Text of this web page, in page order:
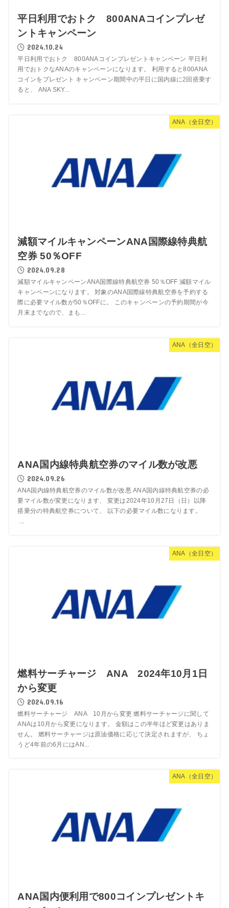
平日利用でおトク 800ANAコインプレゼ
ントキャンペーン
2024.10.24
平日利用でおトク 800ANAコインプレゼントキャンペーン 平日利
用でおトクなANAのキャンペーンになります。 利用すると800ANA
コインをプレゼント キャンペーン期間中の平日に国内線に2回搭乗す
ると、 ANA SKY...
ANA（全日空）
減額マイルキャンペーンANA国際線特典航
空券 50％OFF
2024.09.28
減額マイルキャンペーンANA国際線特典航空券 50％OFF 減額マイル
キャンペーンになります。 対象のANA国際線特典航空券を予約する
際に必要マイル数が50％OFFに。 このキャンペーンの予約期間が今
月末までなので、まも...
ANA（全日空）
ANA国内線特典航空券のマイル数が改悪
2024.09.26
ANA国内線特典航空券のマイル数が改悪 ANA国内線特典航空券の必
要マイル数が変更になります、 変更は2024年10月27日（日）以降
搭乗分の特典航空券について、 以下の必要マイル数になります。
...
ANA（全日空）
燃料サーチャージ ANA 2024年10月1日
から変更
2024.09.16
燃料サーチャージ ANA 10月から変更 燃料サーチャージに関して
ANAは10月から変更になります。 金額はこの半年ほど変更はありま
せん。 燃料サーチャージは原油価格に応じて決定されますが、 ちょ
うど4年前の6月にはAN...
ANA（全日空）
ANA国内便利用で800コインプレゼントキ